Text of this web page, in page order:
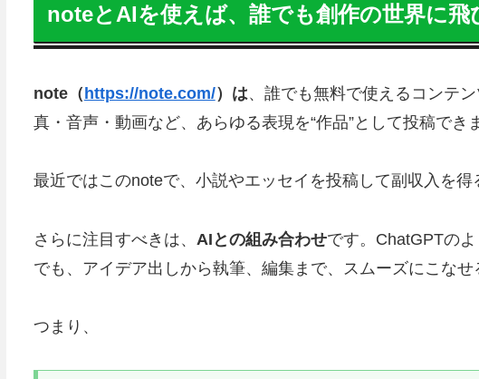
noteとAIを使えば、誰でも創作の世界に飛
note（https://note.com/）は、誰でも無料で使えるコンテ
真・音声・動画など、あらゆる表現を“作品”として投稿でき
最近ではこのnoteで、小説やエッセイを投稿して副収入を得
さらに注目すべきは、 AIとの組み合わせです。ChatGPTの
でも、アイデア出しから執筆、編集まで、スムーズにこなせ
つまり、